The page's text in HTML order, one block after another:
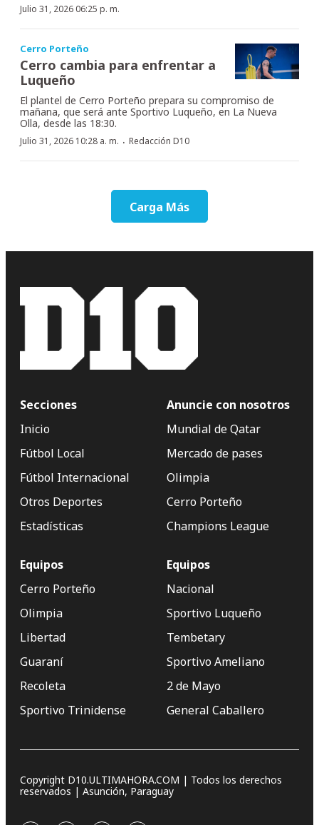
Julio 31, 2026 06:25 p. m.
Cerro Porteño
Cerro cambia para enfrentar a
Luqueño
El plantel de Cerro Porteño prepara su compromiso de
mañana, que será ante Sportivo Luqueño, en La Nueva
Olla, desde las 18:30.
Julio 31, 2026 10:28 a. m. · Redacción D10
Carga Más
Secciones
Inicio
Fútbol Local
Fútbol Internacional
Otros Deportes
Estadísticas
Anuncie con nosotros
Mundial de Qatar
Mercado de pases
Olimpia
Cerro Porteño
Champions League
Equipos
Cerro Porteño
Olimpia
Libertad
Guaraní
Recoleta
Sportivo Trinidense
Equipos
Nacional
Sportivo Luqueño
Tembetary
Sportivo Ameliano
2 de Mayo
General Caballero
Copyright D10.ULTIMAHORA.COM | Todos los derechos
reservados | Asunción, Paraguay